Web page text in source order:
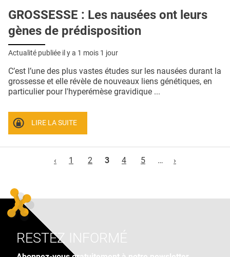
GROSSESSE : Les nausées ont leurs
gènes de prédisposition
Actualité publiée il y a 1 mois 1 jour
C’est l’une des plus vastes études sur les nausées durant la
grossesse et elle révèle de nouveaux liens génétiques, en
particulier pour l'hyperémèse gravidique ...
LIRE LA SUITE
‹
1 2 3 4 5 … ›
RESTEZ INFORMÉ